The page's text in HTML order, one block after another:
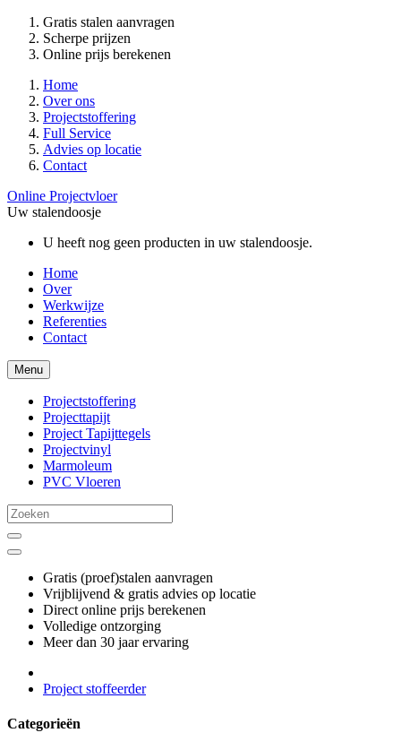
Gratis stalen aanvragen
Scherpe prijzen
Online prijs berekenen
Home
Over ons
Projectstoffering
Full Service
Advies op locatie
Contact
Online Projectvloer
Uw stalendoosje
U heeft nog geen producten in uw stalendoosje.
Home
Over
Werkwijze
Referenties
Contact
Menu
Projectstoffering
Projecttapijt
Project Tapijttegels
Projectvinyl
Marmoleum
PVC Vloeren
Gratis (proef)stalen aanvragen
Vrijblijvend & gratis advies op locatie
Direct online prijs berekenen
Volledige ontzorging
Meer dan 30 jaar ervaring
Project stoffeerder
Categorieën